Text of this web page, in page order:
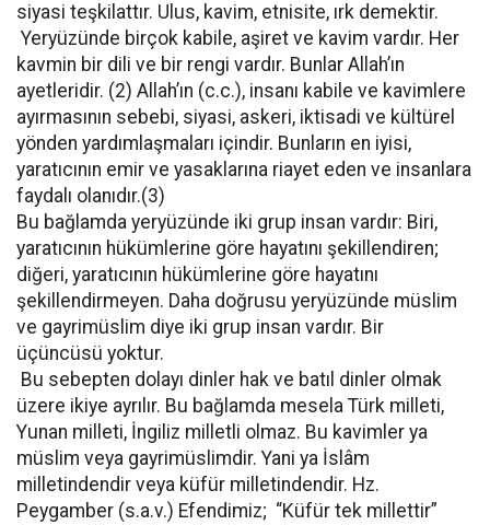
siyasi teşkilattır. Ulus, kavim, etnisite, ırk demektir.
Yeryüzünde birçok kabile, aşiret ve kavim vardır. Her
kavmin bir dili ve bir rengi vardır. Bunlar Allah’ın
ayetleridir. (2) Allah’ın (c.c.), insanı kabile ve kavimlere
ayırmasının sebebi, siyasi, askeri, iktisadi ve kültürel
yönden yardımlaşmaları içindir. Bunların en iyisi,
yaratıcının emir ve yasaklarına riayet eden ve insanlara
faydalı olanıdır.(3)
Bu bağlamda yeryüzünde iki grup insan vardır: Biri,
yaratıcının hükümlerine göre hayatını şekillendiren;
diğeri, yaratıcının hükümlerine göre hayatını
şekillendirmeyen. Daha doğrusu yeryüzünde müslim
ve gayrimüslim diye iki grup insan vardır. Bir
üçüncüsü yoktur.
Bu sebepten dolayı dinler hak ve batıl dinler olmak
üzere ikiye ayrılır. Bu bağlamda mesela Türk milleti,
Yunan milleti, İngiliz milletli olmaz. Bu kavimler ya
müslim veya gayrimüslimdir. Yani ya İslâm
milletindendir veya küfür milletindendir. Hz.
Peygamber (s.a.v.) Efendimiz; “Küfür tek millettir”